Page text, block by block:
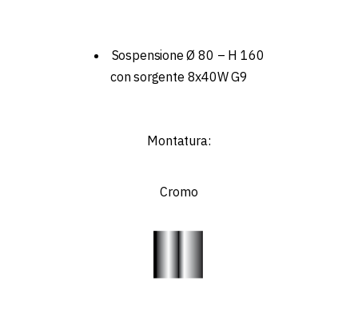
Sospensione Ø 80 – H 160
con sorgente 8x40W G9
Montatura:
Cromo